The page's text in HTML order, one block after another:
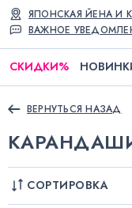
ВАЖНОЕ
ЯПОНСКАЯ ЙЕНА И
СКИДКИ%
ВЕРНУТЬСЯ НАЗАД
КАРАНДАШИ
СОРТИРОВКА